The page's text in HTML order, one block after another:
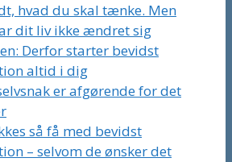
hvad du skal tænke. Men
dit liv ikke ændret sig
Derfor starter bevidst
altid i dig
er afgørende for det
så få med bevidst
– selvom de ønsker det